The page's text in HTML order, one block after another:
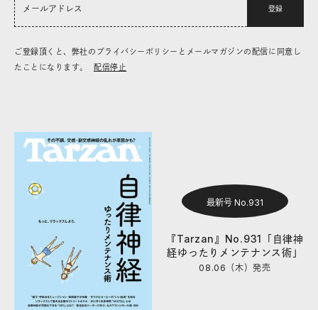
登録
ご登録頂くと、弊社のプライバシーポリシーとメールマガジンの配信に同意し
たことになります。
配信停止
最新号 No.931
『Tarzan』No.931「自律神
経ゆったりメンテナンス術」
08.06（木）発売